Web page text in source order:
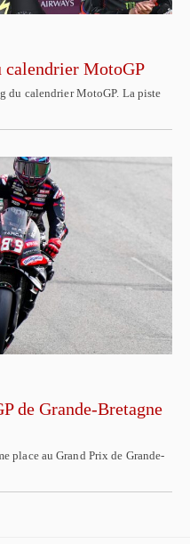
calendrier MotoGP
du calendrier MotoGP. La piste
de Grande-Bretagne
place au Grand Prix de Grande-